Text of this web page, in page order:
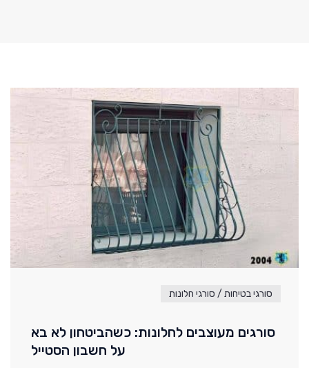
סורגי בטיחות / סורגי חלונות
סורגים מעוצבים לחלונות: כשהביטחון לא בא
על חשבון הסטייל